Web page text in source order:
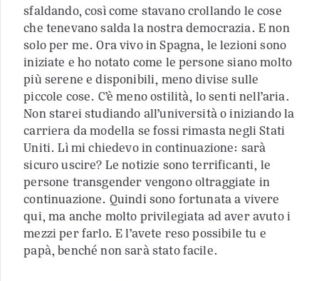
sfaldando, così come stavano crollando le cose
che tenevano salda la nostra democrazia. E non
solo per me. Ora vivo in Spagna, le lezioni sono
iniziate e ho notato come le persone siano molto
più serene e disponibili, meno divise sulle
piccole cose. C’è meno ostilità, lo senti nell’aria.
Non starei studiando all’università o iniziando la
carriera da modella se fossi rimasta negli Stati
Uniti. Lì mi chiedevo in continuazione: sarà
sicuro uscire? Le notizie sono terrificanti, le
persone transgender vengono oltraggiate in
continuazione. Quindi sono fortunata a vivere
qui, ma anche molto privilegiata ad aver avuto i
mezzi per farlo. E l’avete reso possibile tu e
papà, benché non sarà stato facile.